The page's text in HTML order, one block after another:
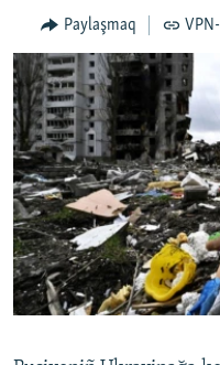
İNSAN AQLARI
VİDEO
SÜRET
BLOGLAR
FİKİR
Русский
Українською
Paylaşmaq